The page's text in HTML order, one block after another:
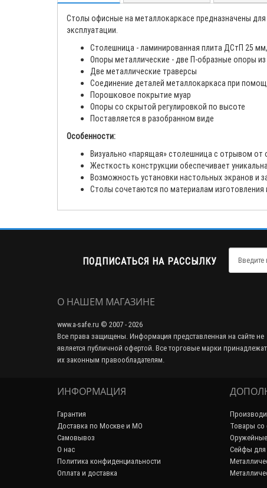
Столы офисные на металлокаркасе предназначены
эксплуатации.
Столешница - ламинированная плита ДСтП 25
Опоры металлические - две П-образные опоры
Две металлические траверсы
Соединение деталей металлокаркаса при
Порошковое покрытие муар
Опоры со скрытой регулировкой по высоте
Поставляется в разобранном виде
Особенности:
Визуально «парящая» столешница с отрывом от
Жесткость конструкции обеспечивает
Возможность установки настольных экранов и
Столы сочетаются по материалам
ПОДПИСАТЬСЯ НА РАССЫЛКУ
О НАШЕМ МАГАЗИНЕ
www.a-safe.ru © 2007 - 2026
Все права защищены. Информация представленная на сайте не
является публичной офертой. Все торговые марки принадлежат
их законным правообладателям.
ИНФОРМАЦИЯ
Гарантия
Доставка по Москве и МО
Самовывоз
О нас
Политика конфиденциальности
Оплата и доставка
Товары со
Сейфы